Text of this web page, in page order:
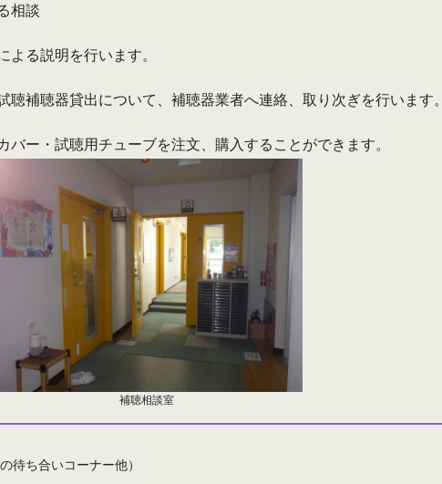
相談
よる説明を行います。
聴補聴器貸出について、補聴器業者へ連絡、取り次ぎを行います。
バー・試聴用チューブを注文、購入することができます。
補聴相談室
待ち合いコーナー他）